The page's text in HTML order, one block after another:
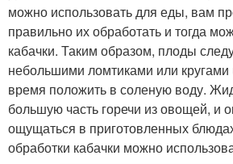
можно использовать для еды, вам
правильно их обработать и тогда
кабачки. Таким образом, плоды
небольшими ломтиками или кругами
время положить в соленую воду.
большую часть горечи из овощей, и
ощущаться в приготовленных
обработки кабачки можно